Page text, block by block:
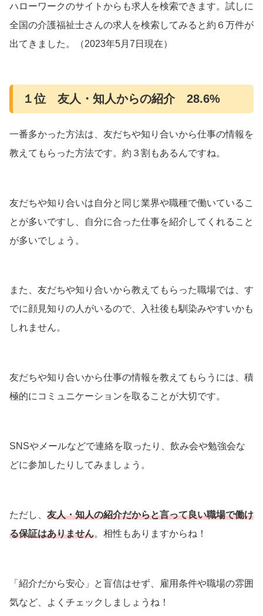
ハローワークのサイトからも求人を検索できます。試しに
全国の介護福祉士さんの求人を検索してみると約６万件が
出てきました。（2023年5月7日現在）
１位 友人・知人からの紹介 28.6%
一番多かった方法は、友だちや知り合いから仕事の情報を
教えてもらった方法です。約３割もあるんですね。
友だちや知り合いは自分と同じ業界や職種で働いているこ
とが多いですし、自分に合った仕事を紹介してくれること
が多いでしょう。
また、友だちや知り合いから教えてもらった職場では、す
でに顔見知りの人がいるので、入社後も馴染みやすいかも
しれません。
友だちや知り合いから仕事の情報を教えてもらうには、積
極的にコミュニケーションを取ることが大切です。
SNSやメールなどで連絡を取ったり、飲み会や勉強会な
どに参加したりしてみましょう。
ただし、 友人・知人の紹介だからと言って良い職場で働け
る保証はありません。相性もありますからね！
「紹介だから安心」と盲信はせず、雇用条件や職場の雰囲
気など、よくチェックしましょうね！